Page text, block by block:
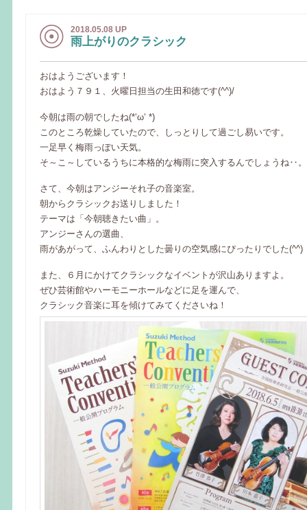
2018.05.08 UP
雨上がりのクラシック
おはようございます！
おはよう７９１、火曜日担当の生田和徳です(^^)/
今朝は雨の朝でしたね(*‘ω‘ *)
このところ乾燥していたので、しっとりして過ごし易いです。
一足早く梅雨っぽい天気。
そ～こ～しているうちに本格的な梅雨に突入するんでしょうね‥。
さて、今朝はアンジーそれ子の音楽室。
朝からクラシックお送りしました！
テーマは「今朝聴きたい曲」。
アンジーさんの選曲、
雨があがって、ふんわりとした曇りの空気感にぴったりでした(^^)
また、６月にかけてクラシックなイベントが沢山ありますよ。
ぜひ芸術館やハーモニーホールなどに足を運んで、
クラシック音楽に耳を傾けてみてくださいね！